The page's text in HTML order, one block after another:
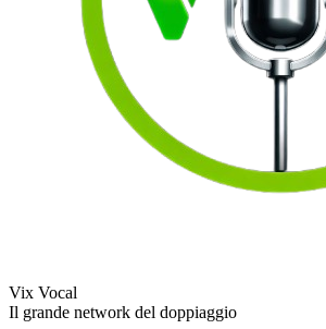
Vix Vocal
Il grande network del doppiaggio